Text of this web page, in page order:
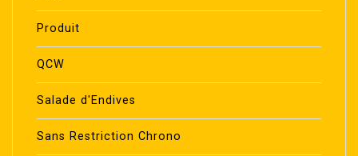
Produit
QCW
Salade d'Endives
Sans Restriction Chrono